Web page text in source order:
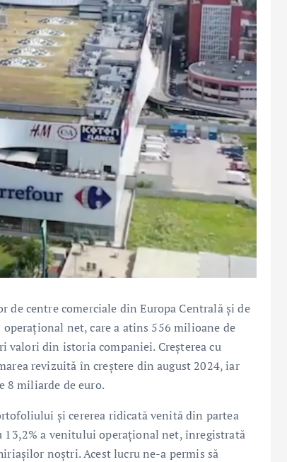
centre comerciale din Europa Centrală și de
net, care a atins 556 milioane de
din istoria companiei. Creșterea cu
revizuită în creștere din august 2024, iar
8 miliarde de euro.
și cererea ridicată venită din partea
13,2% a venitului operațional net, înregistrată
noștri. Acest lucru ne-a permis să